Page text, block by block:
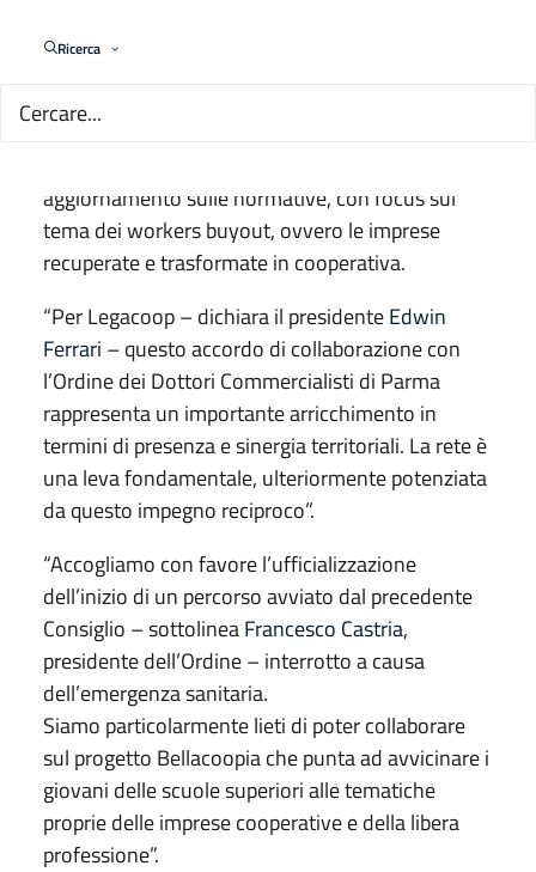
Ricerca
intellettuali.
I due enti collaboreranno per organizzare e
aggiornamento sulle normative, con focus sul
tema dei workers buyout, ovvero le imprese
recuperate e trasformate in cooperativa.
“Per Legacoop – dichiara il presidenteEdwin
Ferrari – questo accordo di collaborazione con
l’Ordine dei Dottori Commercialisti di Parma
rappresenta un importante arricchimento in
termini di presenza e sinergia territoriali. La rete è
una leva fondamentale, ulteriormente potenziata
da questo impegno reciproco”.
“Accogliamo con favore l’ufficializzazione
dell’inizio di un percorso avviato dal precedente
Consiglio – sottolineaFrancesco Castria,
presidente dell’Ordine – interrotto a causa
dell’emergenza sanitaria.
Siamo particolarmente lieti di poter collaborare
sul progetto Bellacoopia che punta ad avvicinare i
giovani delle scuole superiori alle tematiche
proprie delle imprese cooperative e della libera
professione”.